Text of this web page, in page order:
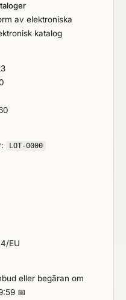
av elektroniska
katalog
LOT-0000
EU
eller begäran om
📅